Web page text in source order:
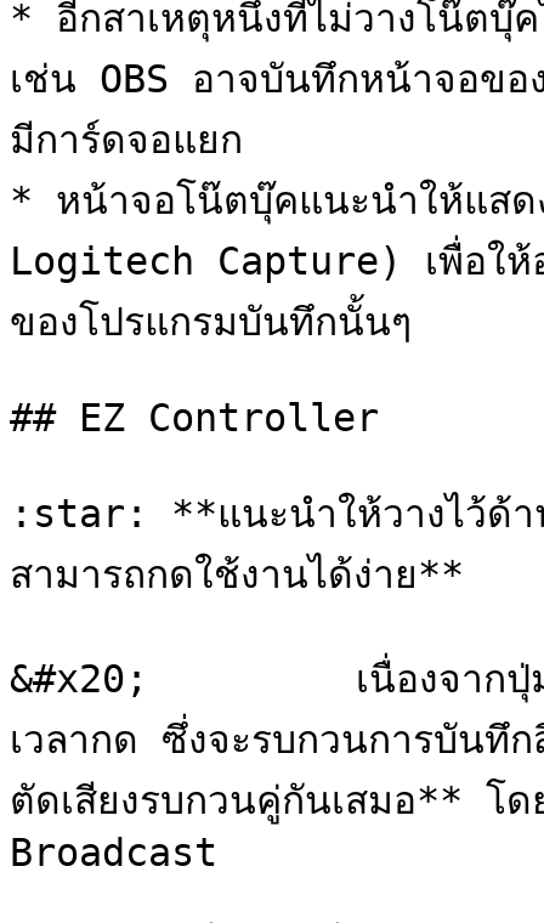
* อีกสาเหตุหนึ่งที่ไม่วางโน๊ตบุ๊
เช่น OBS อาจบันทึกหน้าจอขอ
มีการ์ดจอแยก
* หน้าจอโน๊ตบุ๊คแนะนำให้แส
Logitech Capture) เพื่อให้อ
ของโปรแกรมบันทึกนั้นๆ
## EZ Controller
:star: **แนะนำให้วางไว้ด้า
สามารถกดใช้งานได้ง่าย**
&#x20;         เนื่องจากปุ่
เวลากด ซึ่งจะรบกวนการบันทึ
ตัดเสียงรบกวนคู่กันเสมอ** โ
Broadcast